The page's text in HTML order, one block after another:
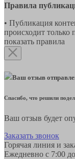
Правила
• Публикация
происходит только
показать правила
Ваш отзыв
Спасибо, что решили
Ваш отзыв будет
Заказать звонок
Горячая линия и
Ежедневно с 7:00